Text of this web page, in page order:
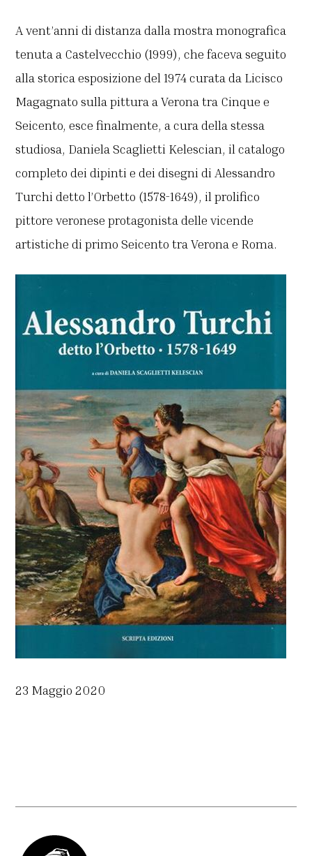
A vent’anni di distanza dalla mostra monografica
tenuta a Castelvecchio (1999), che faceva seguito
alla storica esposizione del 1974 curata da Licisco
Magagnato sulla pittura a Verona tra Cinque e
Seicento, esce finalmente, a cura della stessa
studiosa, Daniela Scaglietti Kelescian, il catalogo
completo dei dipinti e dei disegni di Alessandro
Turchi detto l’Orbetto (1578-1649), il prolifico
pittore veronese protagonista delle vicende
artistiche di primo Seicento tra Verona e Roma.
23 Maggio 2020